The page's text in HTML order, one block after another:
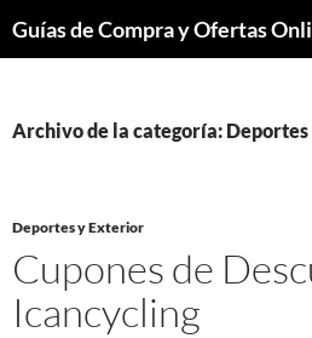
Guías de Compra y Ofertas
Archivo de la categoría:
Deportes y Exterior
Cupones de
Icancycling